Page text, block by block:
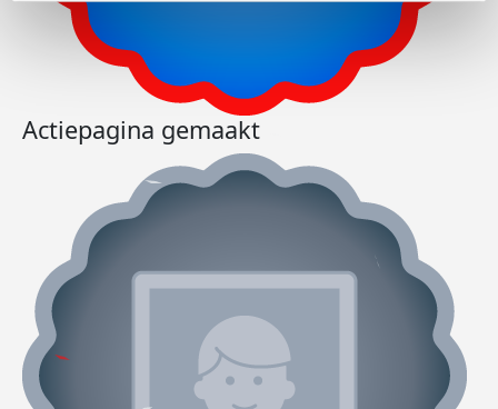
Actiepagina gemaakt